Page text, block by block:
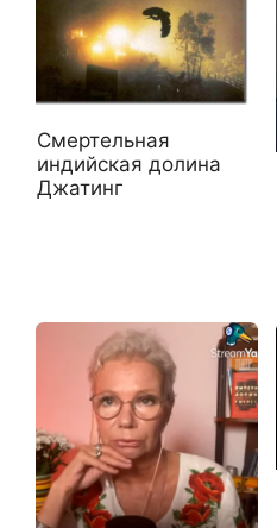
Смертельная
индийская долина
Джатинг